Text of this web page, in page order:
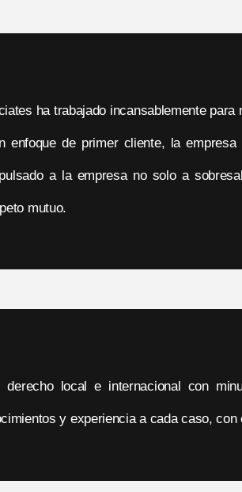
ha trabajado incansablemente
enfoque de primer cliente, la
a la empresa no solo a
mutuo.
local e internacional con
y experiencia a cada caso,